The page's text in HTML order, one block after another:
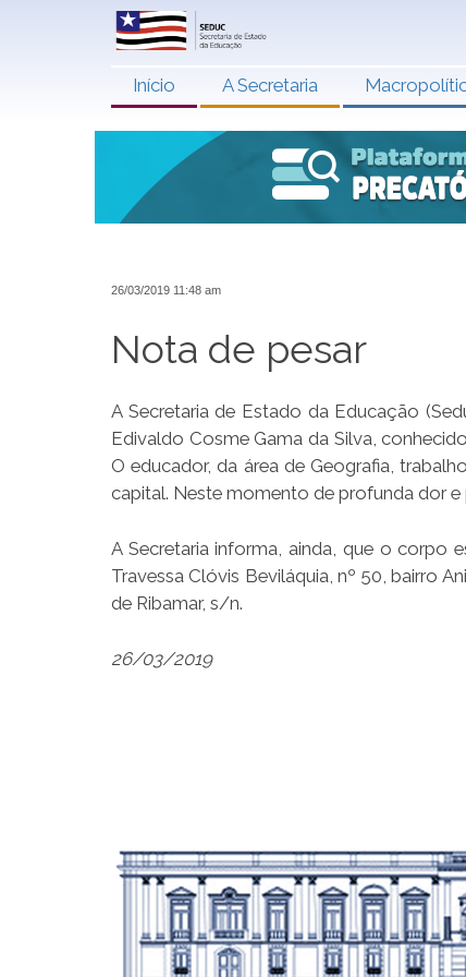
Início A Secretaria
26/03/2019 11:48 am
Nota de pesar
A Secretaria de Estado da Educação
Edivaldo Cosme Gama da Silva,
O educador, da área de Geografia,
capital. Neste momento de profunda dor e
A Secretaria informa, ainda, que o corpo
Travessa Clóvis Beviláquia, nº 50, bairro
de Ribamar, s/n.
26/03/2019